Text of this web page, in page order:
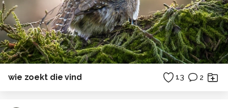
wie zoekt die vind 13 2